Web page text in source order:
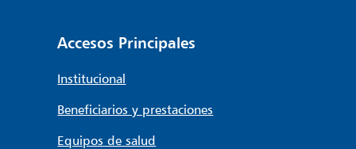
Accesos Principales
Institucional
Beneficiarios y prestaciones
Equipos de salud